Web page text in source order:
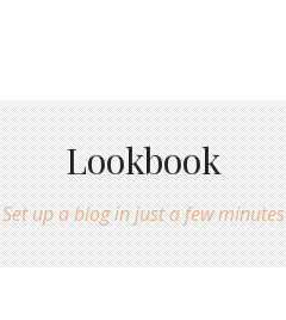
Lookbook
Set up a blog in just a few minutes